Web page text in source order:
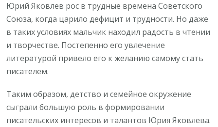
Юрий Яковлев рос в трудные времена Советского
Союза, когда царило дефицит и трудности. Но даже
в таких условиях мальчик находил радость в чтении
и творчестве. Постепенно его увлечение
литературой привело его к желанию самому стать
писателем.
Таким образом, детство и семейное окружение
сыграли большую роль в формировании
писательских интересов и талантов Юрия Яковлева.